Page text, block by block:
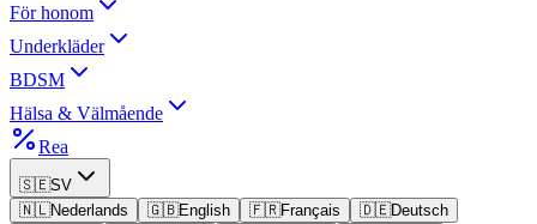
För honom
Underkläder
BDSM
Hälsa & Välmående
Rea
🇸🇪SV
🇳🇱Nederlands 🇬🇧English 🇫🇷Français 🇩🇪Deutsch